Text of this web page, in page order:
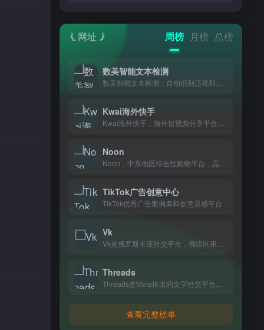
网址 周榜 月榜 总榜
数美智能文本检测
Kwai海外快手
Noon
TikTok广告创意中心
TikTok优秀广告案例库和创意灵感平台
Vk
Threads
查看完整榜单